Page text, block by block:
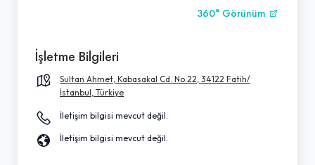
360° Görünüm
İşletme Bilgileri
Sultan Ahmet, Kabasakal Cd. No:22, 34122 Fatih/
İstanbul, Türkiye
İletişim bilgisi mevcut değil.
İletişim bilgisi mevcut değil.